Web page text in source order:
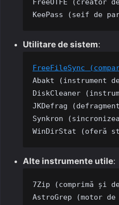
FreeOTFE
KeePass (seif de
Utilitare de sistem:
FreeFileSync
Abakt (instrument
DiskCleaner
JKDefrag
Synkron
WinDirStat (oferă
Alte instrumente utile:
7Zip (comprimă și
AstroGrep (motor